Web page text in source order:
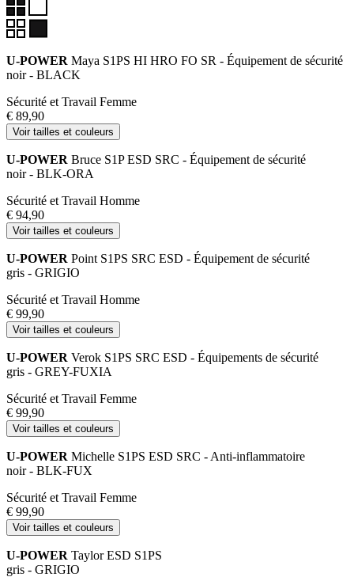
U-POWER Maya S1PS HI HRO FO SR - Équipement de sécurité
noir - BLACK
Sécurité et Travail Femme
€ 89,90
Voir tailles et couleurs
U-POWER Bruce S1P ESD SRC - Équipement de sécurité
noir - BLK-ORA
Sécurité et Travail Homme
€ 94,90
Voir tailles et couleurs
U-POWER Point S1PS SRC ESD - Équipement de sécurité
gris - GRIGIO
Sécurité et Travail Homme
€ 99,90
Voir tailles et couleurs
U-POWER Verok S1PS SRC ESD - Équipements de sécurité
gris - GREY-FUXIA
Sécurité et Travail Femme
€ 99,90
Voir tailles et couleurs
U-POWER Michelle S1PS ESD SRC - Anti-inflammatoire
noir - BLK-FUX
Sécurité et Travail Femme
€ 99,90
Voir tailles et couleurs
U-POWER Taylor ESD S1PS
gris - GRIGIO